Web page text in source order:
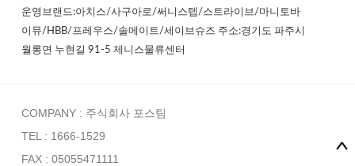
운영브랜드:아치스/사구아로/써니스텝/스트라이브/마니토바
이뮤/HBB/프레우스/솔메이트/세이브슈즈 주소:경기도 파주시
월롱면 누현길 91-5 제니스물류센터
COMPANY : 주식회사 포스팀
TEL : 1666-1529
FAX : 05055471111